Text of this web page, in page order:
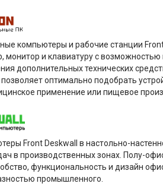
компьютеры и рабочие станции
монитор и клавиатуру с возможностью
дополнительных технических
оптимально подобрать
применение или пищевое
Front Deskwall в настольно-
в производственных зонах. Полу-
функциональность и дизайн
промышленного.